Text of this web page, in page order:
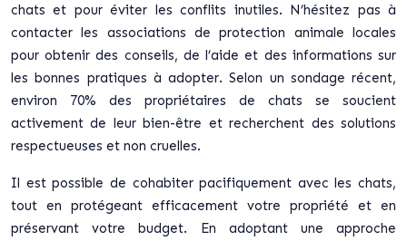
chats et pour éviter les conflits inutiles. N’hésitez pas à
contacter les associations de protection animale locales
pour obtenir des conseils, de l’aide et des informations sur
les bonnes pratiques à adopter. Selon un sondage récent,
environ 70% des propriétaires de chats se soucient
activement de leur bien-être et recherchent des solutions
respectueuses et non cruelles.
Il est possible de cohabiter pacifiquement avec les chats,
tout en protégeant efficacement votre propriété et en
préservant votre budget. En adoptant une approche